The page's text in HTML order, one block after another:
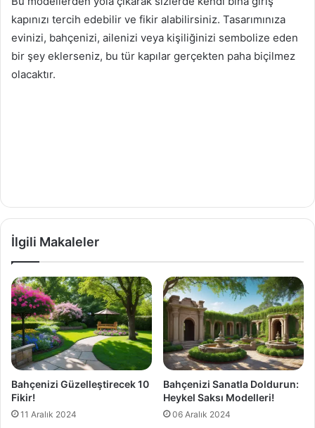
kapınızı tercih edebilir ve fikir alabilirsiniz. Tasarımınıza
evinizi, bahçenizi, ailenizi veya kişiliğinizi sembolize eden
bir şey eklerseniz, bu tür kapılar gerçekten paha biçilmez
olacaktır.
İlgili Makaleler
Bahçenizi Güzelleştirecek 10
Fikir!
11 Aralık 2024
Bahçenizi Sanatla Doldurun:
Heykel Saksı Modelleri!
06 Aralık 2024